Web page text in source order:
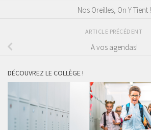
Nos Oreilles, On Y Tient !
ARTICLE PRÉCÉDENT
A vos agendas!
DÉCOUVREZ LE COLLÈGE !